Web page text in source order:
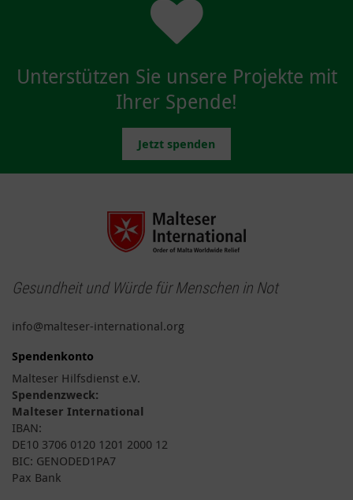
Unterstützen Sie unsere Projekte mit
Ihrer Spende!
Jetzt spenden
Gesundheit und Würde für Menschen in Not
info@malteser-international.org
Spendenkonto
Malteser Hilfsdienst e.V.
Spendenzweck:
Malteser International
IBAN:
DE10 3706 0120 1201 2000 12
BIC: GENODED1PA7
Pax Bank